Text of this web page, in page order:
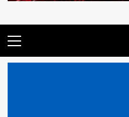
principal